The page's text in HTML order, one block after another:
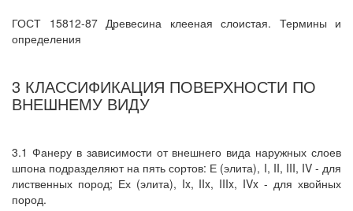
ГОСТ 15812-87 Древесина клееная слоистая. Термины и
определения
3 КЛАССИФИКАЦИЯ ПОВЕРХНОСТИ ПО
ВНЕШНЕМУ ВИДУ
3.1 Фанеру в зависимости от внешнего вида наружных слоев
шпона подразделяют на пять сортов: Е (элита), I, II, III, IV - для
лиственных пород; Ех (элита), Ix, IIx, IIIx, IVx - для хвойных
пород.